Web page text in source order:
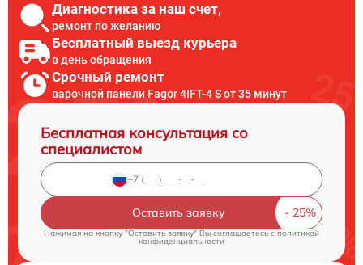
Диагностика за наш счет,
ремонт по желанию
Бесплатный выезд курьера
в день обращения
Срочный ремонт
варочной панели Fagor 4IFT-4 S от 35 минут
Бесплатная консультация со
специалистом
Оставить заявку
Нажимая на кнопку "Оставить заявку" Вы соглашаетесь cполитикой
конфиденциальности